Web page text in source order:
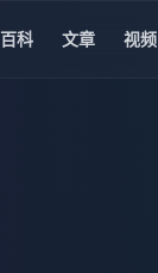
百科 文章 视频